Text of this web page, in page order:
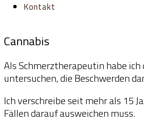
Kontakt
Cannabis
Als Schmerztherapeutin habe
untersuchen, die Beschwerden
Ich verschreibe seit mehr als 15
Fällen darauf ausweichen muss.